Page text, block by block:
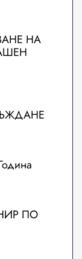
НА
ПО